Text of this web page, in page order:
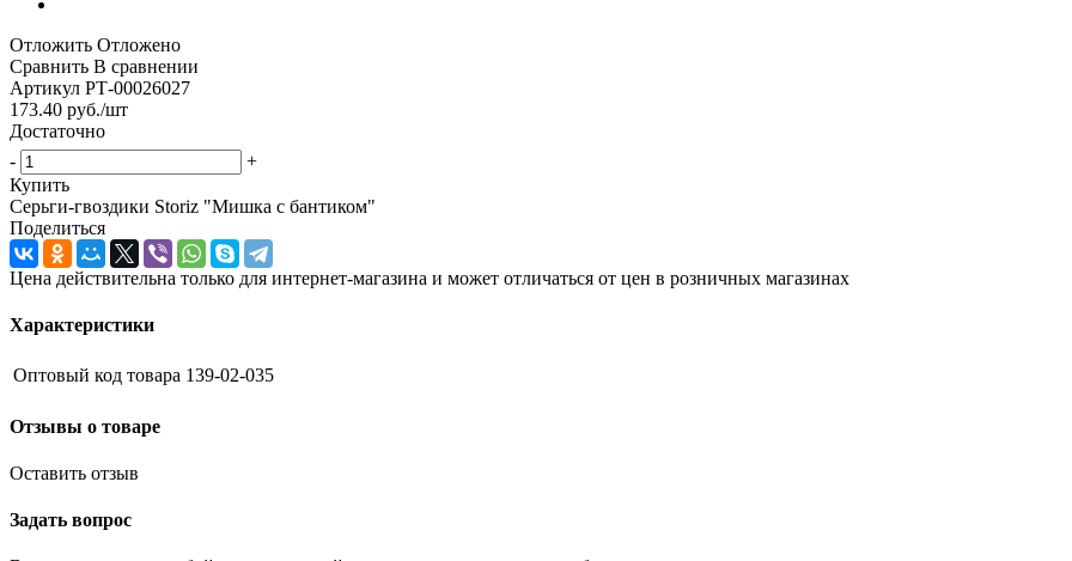
Отложить Отложено
Сравнить В сравнении
Артикул РТ-00026027
173.40 руб./шт
Достаточно
-
+
Купить
Серьги-гвоздики Storiz "Мишка с бантиком"
Поделиться
Цена действительна только для интернет-магазина и может отличаться от цен в розничных магазинах
Характеристики
Оптовый код товара 139-02-035
Отзывы о товаре
Оставить отзыв
Задать вопрос